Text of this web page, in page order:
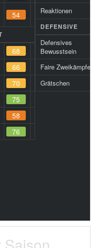
54
68
66
70
75
58
76
Reaktionen
DEFENSIVE
Defensives
Bewusstsein
Faire Zweikämpfe
Grätschen